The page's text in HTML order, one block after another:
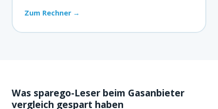
Zum Rechner →
Was sparego-Leser beim Gasanbieter
vergleich gespart haben